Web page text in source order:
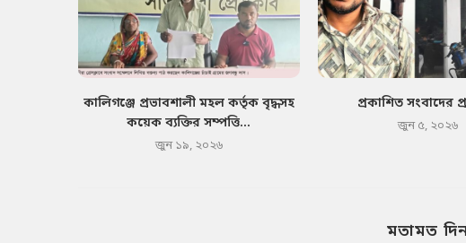
কালিগঞ্জে প্রভাবশালী মহল কর্তৃক বৃদ্ধসহ
কয়েক ব্যক্তির সম্পত্তি...
জুন ১৯, ২০২৬
প্রকাশিত সংবাদের
জুন ৫, ২০২৬
মতামত